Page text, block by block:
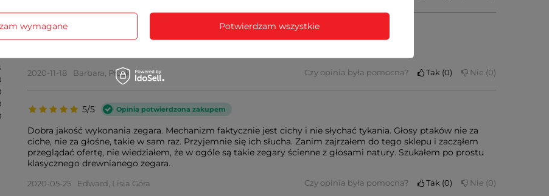
Opinia potwierdzona zakupem
2020-11-18 Barbara, Płock Czy opinia była pomocna? Tak 0 Nie 0
5/5 Opinia potwierdzona zakupem
Dobra jakość wykonania zegara. Mechanizm faktycznie jest cichy i nie słychać tykania. Głosy ptaków nie za
ciche, nie za głośne, takie w sam raz. Przyjemnie się ich słucha. Zanim zajrzałem do tego sklepu i zacząłem
przeglądać ofertę, nie wiedziałem, że w ogóle są takie zegary ścienne z głosami natury. Szukałem po prostu
klasycznego drewnianego zegara.
2020-05-25 Edward, Lisia Góra Czy opinia była pomocna? Tak 0 Nie 0
wymagane Potwierdzam wszystkie